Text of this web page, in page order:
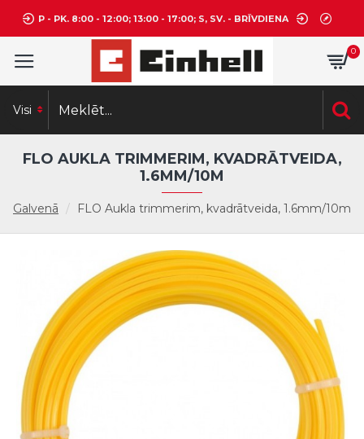
P - PK. 8:00 - 12:00; 13:00 - 17:00; S, SV. - BRĪVDIENA
0
Visi
Galvenā FLO Aukla trimmerim, kvadrātveida, 1.6mm/10m
FLO AUKLA TRIMMERIM, KVADRĀTVEIDA,
1.6MM/10M